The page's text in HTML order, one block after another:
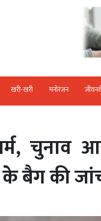
खरी-खरी मनोरंजन
गर्म, चुनाव
के बैग की